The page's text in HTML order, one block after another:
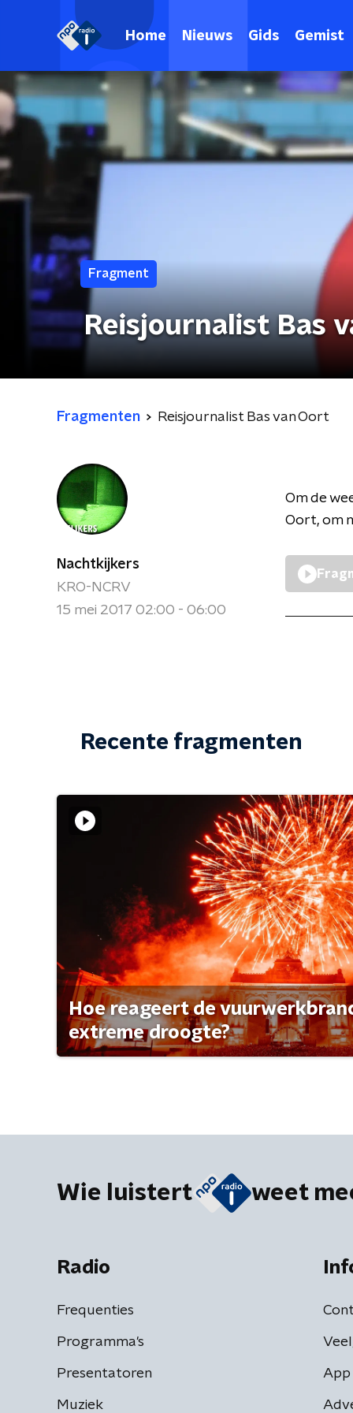
Home Nieuws Gids Gemist
Fragment
Reisjournalist Bas
Fragmenten Reisjournalist Bas van Oort
Nachtkijkers
KRO-NCRV
15 mei 2017 02:00 - 06:00
Om de
Oort, om
Recente fragmenten
Hoe reageert de
extreme droogte?
Wie luistert weet
Radio
Frequenties
Programma's
Presentatoren
Muziek
App